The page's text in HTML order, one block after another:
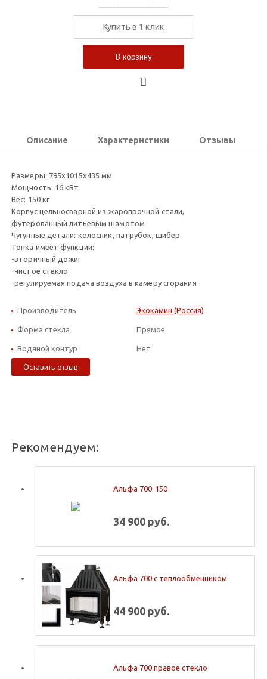
Купить в 1 клик
В корзину
Описание Характеристики Отзывы
Размеры: 795х1015х435 мм
Мощность: 16 кВт
Вес: 150 кг
Корпус цельносварной из жаропрочной стали,
футерованный литьевым шамотом
Чугунные детали: колосник, патрубок, шибер
Топка имеет функции:
-вторичный дожиг
-чистое стекло
-регулируемая подача воздуха в камеру сгорания
Производитель Экокамин (Россия)
Форма стекла Прямое
Водяной контур Нет
Оставить отзыв
Рекомендуем:
Альфа 700-150
34 900 руб.
Альфа 700 с теплообменником
44 900 руб.
Альфа 700 правое стекло